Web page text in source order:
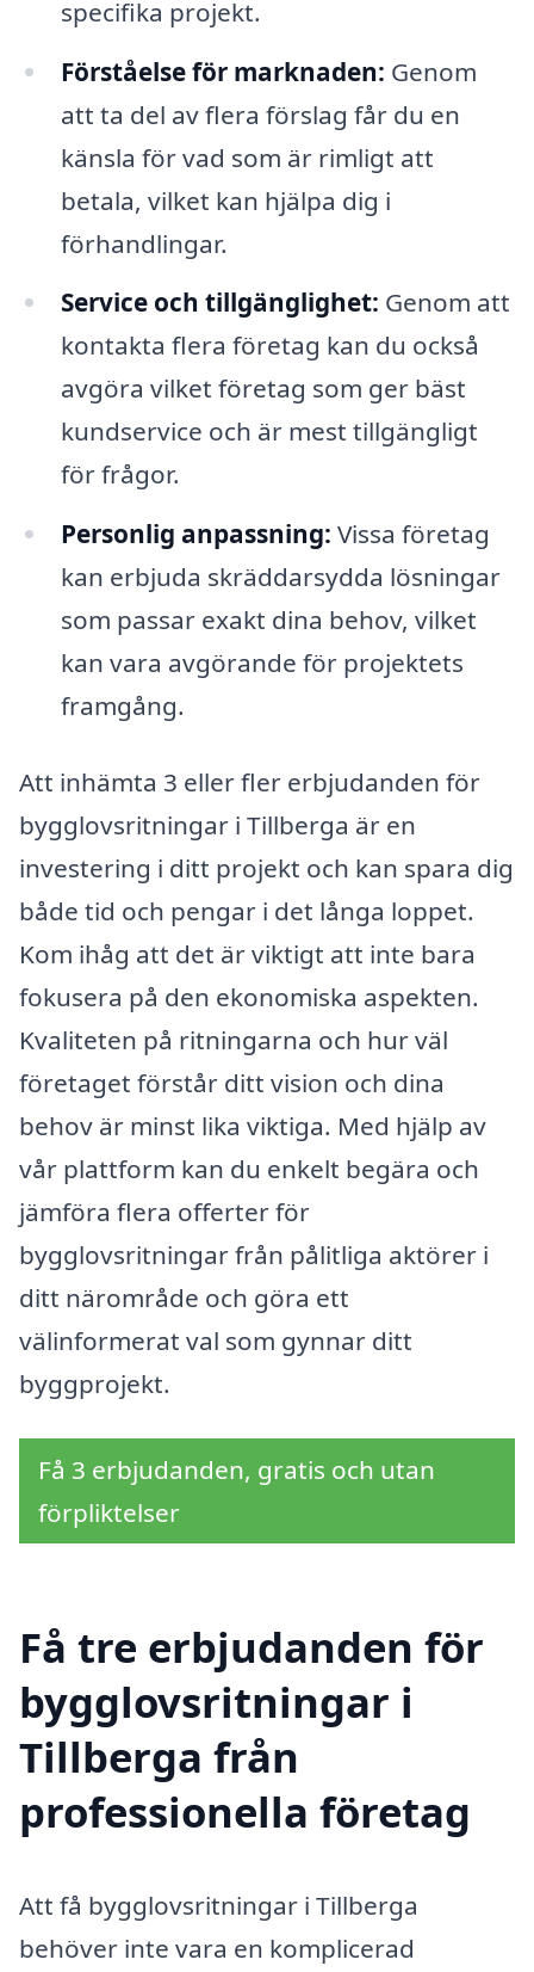
specifika projekt.
Förståelse för marknaden: Genom
att ta del av flera förslag får du en
känsla för vad som är rimligt att
betala, vilket kan hjälpa dig i
förhandlingar.
Service och tillgänglighet: Genom att
kontakta flera företag kan du också
avgöra vilket företag som ger bäst
kundservice och är mest tillgängligt
för frågor.
Personlig anpassning: Vissa företag
kan erbjuda skräddarsydda lösningar
som passar exakt dina behov, vilket
kan vara avgörande för projektets
framgång.
Att inhämta 3 eller fler erbjudanden för
bygglovsritningar i Tillberga är en
investering i ditt projekt och kan spara dig
både tid och pengar i det långa loppet.
Kom ihåg att det är viktigt att inte bara
fokusera på den ekonomiska aspekten.
Kvaliteten på ritningarna och hur väl
företaget förstår ditt vision och dina
behov är minst lika viktiga. Med hjälp av
vår plattform kan du enkelt begära och
jämföra flera offerter för
bygglovsritningar från pålitliga aktörer i
ditt närområde och göra ett
välinformerat val som gynnar ditt
byggprojekt.
Få 3 erbjudanden, gratis och utan
förpliktelser
Få tre erbjudanden för
bygglovsritningar i
Tillberga från
professionella företag
Att få bygglovsritningar i Tillberga
behöver inte vara en komplicerad